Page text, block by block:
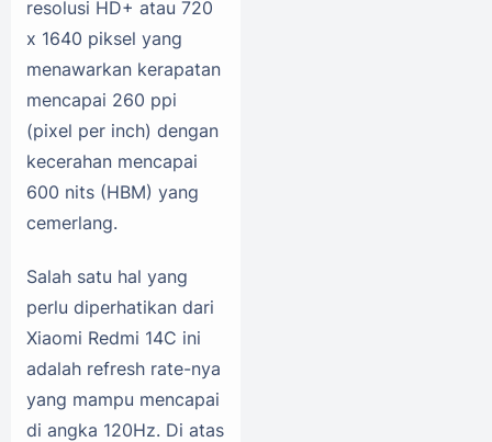
resolusi HD+ atau 720
x 1640 piksel yang
menawarkan kerapatan
mencapai 260 ppi
(pixel per inch) dengan
kecerahan mencapai
600 nits (HBM) yang
cemerlang.
Salah satu hal yang
perlu diperhatikan dari
Xiaomi Redmi 14C ini
adalah refresh rate-nya
yang mampu mencapai
di angka 120Hz. Di atas